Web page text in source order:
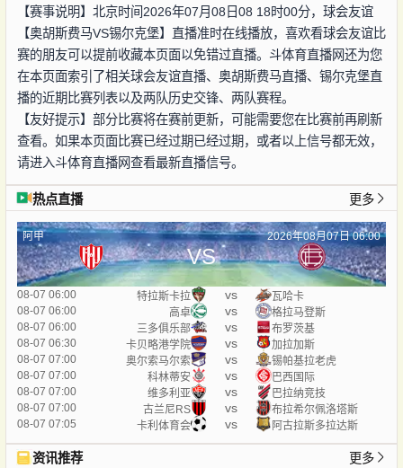
【赛事说明】北京时间2026年07月08日08 18时00分，球会友谊
【奥胡斯费马VS锡尔克堡】直播准时在线播放，喜欢看球会友谊比
赛的朋友可以提前收藏本页面以免错过直播。斗体育直播网还为您
在本页面索引了相关球会友谊直播、奥胡斯费马直播、锡尔克堡直
播的近期比赛列表以及两队历史交锋、两队赛程。
【友好提示】部分比赛将在赛前更新，可能需要您在比赛前再刷新
查看。如果本页面比赛已经过期已经过期，或者以上信号都无效，
请进入斗体育直播网查看最新直播信号。
热点直播 更多
阿甲 2026年08月07日 06:00
VS
08-07 06:00 特拉斯卡拉 vs
瓦哈卡
08-07 06:00
高卓 vs
格拉马登斯
08-07 06:00
三多俱乐部 vs
布罗茨基
08-07 06:30
卡贝略港学院 vs
加拉加斯
08-07 07:00
奥尔索马尔索 vs
锡帕基拉老虎
08-07 07:00
科林蒂安 vs
巴西国际
08-07 07:00
维多利亚 vs
巴拉纳竞技
08-07 07:00
古兰尼RS vs
布拉希尔佩洛塔斯
08-07 07:05
卡利体育会 vs 阿古拉斯多拉达斯
资讯推荐 更多